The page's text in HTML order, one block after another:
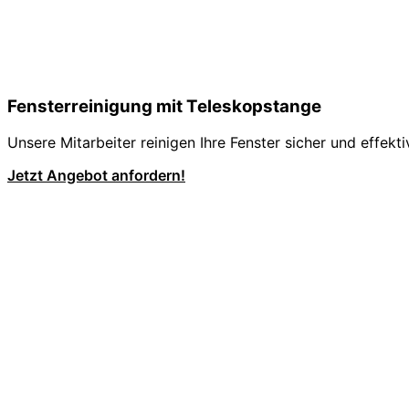
Fensterreinigung mit Teleskopstange
Unsere Mitarbeiter reinigen Ihre Fenster sicher und
Jetzt Angebot anfordern!